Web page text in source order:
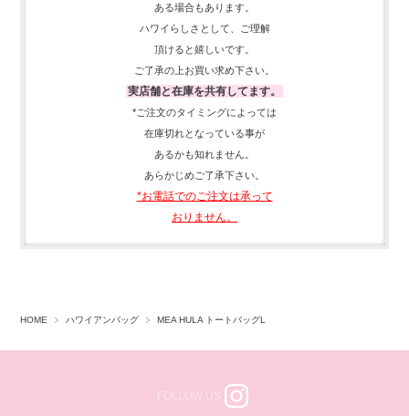
ある場合もあります。
ハワイらしさとして、
ご理解
頂ける と嬉しいです。
ご了承の上お買い求め下さい。
実店舗と在庫を共有してます。
*ご注文のタイミングによっては
在庫切れとなっている事が
あるかも知れません。
あらかじめご了承下さい。
*お電話でのご注文は承って
おりません。
HOME ハワイアンバッグ MEA HULA トートバッグL
FOLLOW US